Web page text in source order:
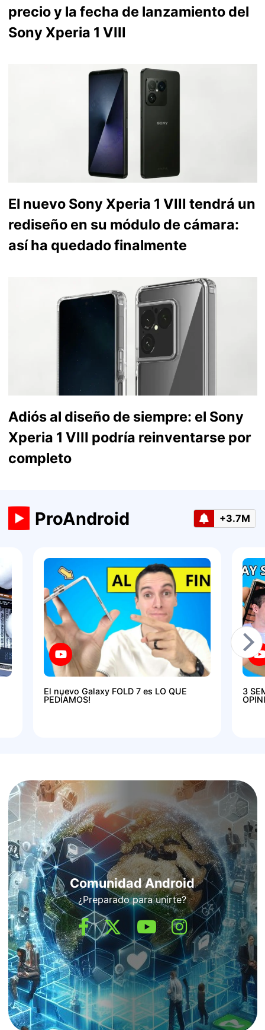
precio y la fecha de lanzamiento del
Sony Xperia 1 VIII
El nuevo Sony Xperia 1 VIII tendrá un
rediseño en su módulo de cámara:
así ha quedado finalmente
Adiós al diseño de siempre: el Sony
Xperia 1 VIII podría reinventarse por
completo
ProAndroid +3.7M
El nuevo Galaxy FOLD 7 es LO QUE
PEDÍAMOS!
3
Comunidad Android
¿Preparado para unirte?